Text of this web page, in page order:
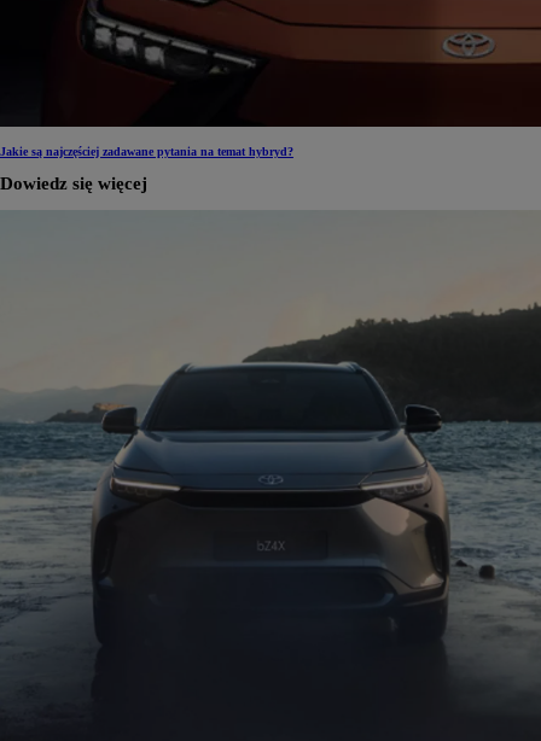
Jakie są najczęściej zadawane pytania na temat hybryd?
Dowiedz się więcej